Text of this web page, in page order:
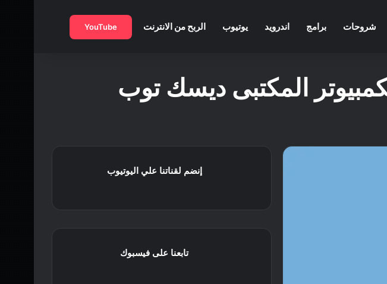
شروحات برامج اندرويد يوتيوب الربح من الانترنت YouTube
المكتبى ديسك توب
إنضم لقناتنا علي اليوتيوب
تابعنا على فيسبوك